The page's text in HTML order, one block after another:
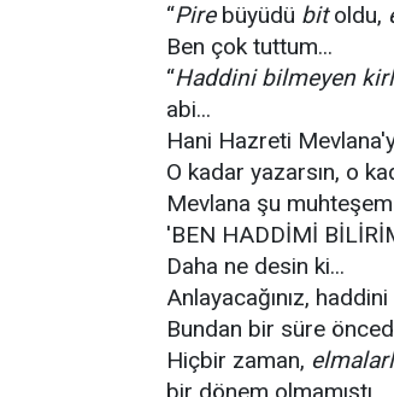
“Pirebüyüdü bitoldu,
Ben çok tuttum...
“Haddini bilmeyen
abi...
Hani Hazreti
O kadar yazarsın, o
Mevlana şu
'BEN HADDİMİ
Daha ne desin ki...
Anlayacağınız,
Bundan bir süre
Hiçbir zaman,